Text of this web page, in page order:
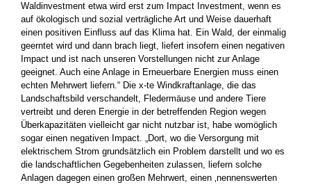
Waldinvestment ­etwa wird erst zum Impact Investment, wenn es
auf ökologisch und sozial verträgliche Art und Weise dauerhaft
einen positiven Einfluss auf das Klima hat. Ein Wald, der einmalig
geerntet wird und dann brach liegt, liefert insofern einen negativen
Impact und ist nach unseren Vorstellungen nicht zur Anlage
geeignet. Auch ­eine Anlage in Erneuerbare Energien muss einen
echten Mehrwert liefern.“ Die x-te Windkraftanlage, die das
Landschaftsbild ­verschandelt, Fledermäuse und andere Tiere
vertreibt und deren Energie in der betreffenden Region wegen
Überkapazitäten vielleicht gar nicht nutzbar ist, habe womöglich
sogar einen negativen Impact. „Dort, wo die Versorgung mit
elektrischem Strom grundsätzlich ein Problem darstellt und wo es
die landschaftlichen Gegeben­heiten zulassen, liefern solche
Anlagen dagegen einen großen ­Mehrwert, einen ‚nennenswerten